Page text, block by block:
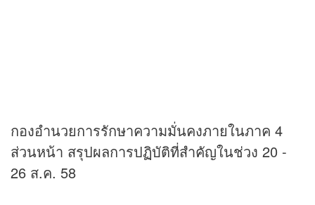
กองอำนวยการรักษาความมั่นคงภายในภาค 4
ส่วนหน้า สรุปผลการปฏิบัติที่สำคัญในช่วง 20 -
26 ส.ค. 58